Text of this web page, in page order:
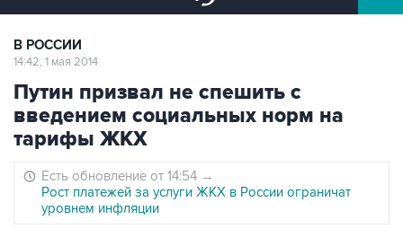
В РОССИИ
14:42, 1 мая 2014
Путин призвал не спешить с
введением социальных норм на
тарифы ЖКХ
Есть обновление от 14:54 →
Рост платежей за услуги ЖКХ в России ограничат
уровнем инфляции